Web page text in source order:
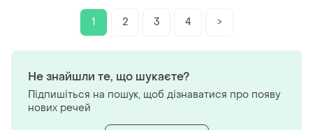
1 2 3 4 >
Не знайшли те, що шукаєте?
Підпишіться на пошук, щоб дізнаватися про появу
нових речей